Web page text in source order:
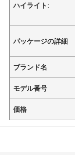
ハイライト:
パッケージの詳細
ブランド名
モデル番号
価格